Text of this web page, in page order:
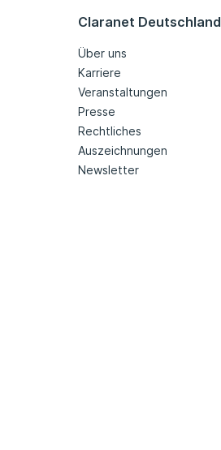
Claranet Deutschland
Über uns
Karriere
Veranstaltungen
Presse
Rechtliches
Auszeichnungen
Newsletter